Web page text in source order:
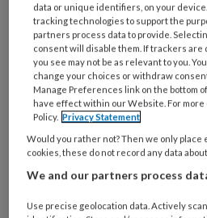
Wil je dit
Maak gratis een
artikelen gratis
Al een account of
Wat
je
data or unique identifiers, on your
tracking technologies to support the
partners process data to provide.
consent will disable them. If trackers are
you see may not be as relevant to you.
change your choices or withdraw
Manage Preferences link on the bottom
have effect within our Website. For
Policy. Privacy Statement
Would you rather not? Then we only
cookies, these do not record any data
We and our partners process
Use precise geolocation data. Actively